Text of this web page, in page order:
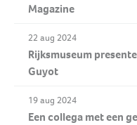
Magazine
22 aug 2024
Rijksmuseum
Guyot
19 aug 2024
Een collega met een